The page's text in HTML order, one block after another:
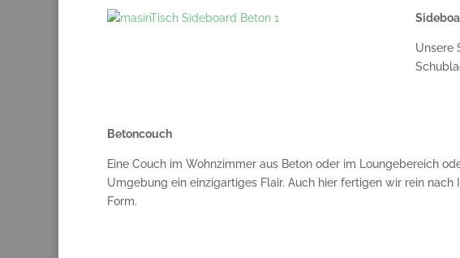
Unsere
Betoncouch
Eine Couch im Wohnzimmer aus Beton oder im Loungebereich
Umgebung ein einzigartiges Flair. Auch hier fertigen wir rein nach
Form.